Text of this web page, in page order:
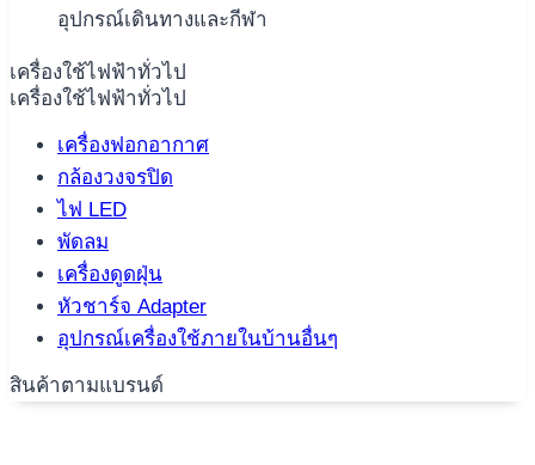
อุปกรณ์เดินทางและกีฬา
เครื่องใช้ไฟฟ้าทั่วไป
เครื่องใช้ไฟฟ้าทั่วไป
เครื่องฟอกอากาศ
กล้องวงจรปิด
ไฟ LED
พัดลม
เครื่องดูดฝุ่น
หัวชาร์จ Adapter
อุปกรณ์เครื่องใช้ภายในบ้านอื่นๆ
สินค้าตามแบรนด์